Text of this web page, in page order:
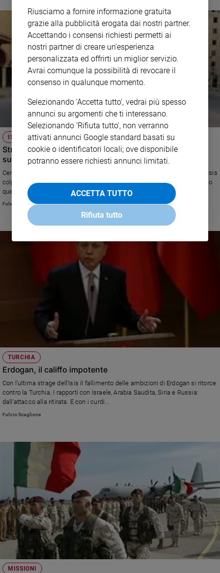
ISIS
Strage a Deir Ezzor, per chi si fa illusioni sulla Siria e
sull'Isis
Centinaia di civili iracheni uccisi a sangue freddo, tantissimi altri rapiti. L'Isis
colpisce ancora e rammenta a tutti che senza eserciti di terra - compreso
quello di Assad - la guerra non si vince.
Fulvio Scaglione
TURCHIA
Erdogan, il califfo impotente
Con l'ultima strage dell'Isis il fallimento delle ambizioni di Erdogan si ritorce
contro la Turchia. I rapporti con Israele, Arabia Saudita, Siria e Russia:
dall'attacco alla ritirata. E con i curdi...
Fulvio Scaglione
MISSIONI
Riusciamo a fornire informazione gratuita
grazie alla pubblicità erogata dai nostri partner.
Accettando i consensi richiesti permetti ai
nostri partner di creare un'esperienza
personalizzata ed offrirti un miglior servizio.
Avrai comunque la possibilità di revocare il
consenso in qualunque momento.
Selezionando 'Accetta tutto', vedrai più spesso
annunci su argomenti che ti interessano.
Selezionando 'Rifiuta tutto', non verranno
attivati annunci Google standard basati su
cookie o identificatori locali; ove disponibile
potranno essere richiesti annunci limitati.
ACCETTA TUTTO
Rifiuta tutto